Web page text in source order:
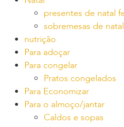
presentes de natal
sobremesas de natal
nutrição
Para adoçar
Para congelar
Pratos congelados
Para Economizar
Para o almoço/jantar
Caldos e sopas